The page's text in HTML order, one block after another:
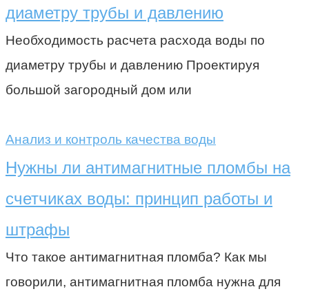
диаметру трубы и давлению
Необходимость расчета расхода воды по
диаметру трубы и давлению Проектируя
большой загородный дом или
Анализ и контроль качества воды
Нужны ли антимагнитные пломбы на
счетчиках воды: принцип работы и
штрафы
Что такое антимагнитная пломба? Как мы
говорили, антимагнитная пломба нужна для